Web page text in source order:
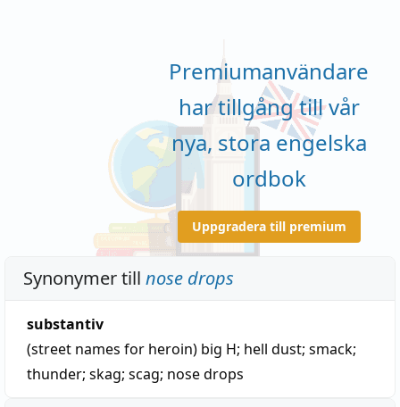
Premiumanvändare
har tillgång till vår
nya, stora engelska
ordbok
Uppgradera till premium
Synonymer till nose drops
substantiv
(street names for heroin) big H; hell dust; smack;
thunder; skag; scag; nose drops